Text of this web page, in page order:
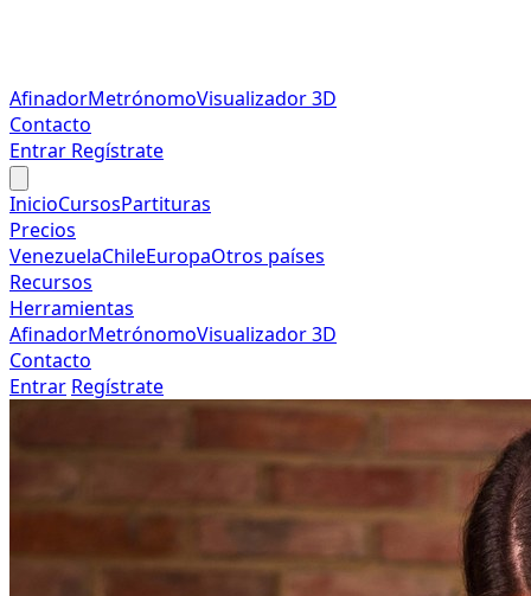
AfinadorMetrónomoVisualizador 3D
Contacto
Entrar Regístrate
InicioCursosPartituras
Precios
VenezuelaChileEuropaOtros países
Recursos
Herramientas
AfinadorMetrónomoVisualizador 3D
Contacto
Entrar Regístrate